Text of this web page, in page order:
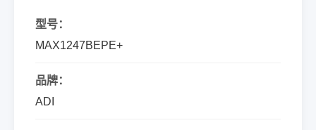
型号：
MAX1247BEPE+
品牌：
ADI